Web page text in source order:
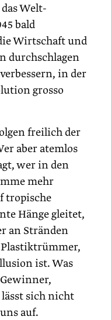
Welt-
bald
Wirtschaft und
durchschlagen
in der
grosso
freilich der
aber atemlos
wer in den
mehr
tropische
Hänge gleitet,
an Stränden
ist. Was
sich nicht
auf.